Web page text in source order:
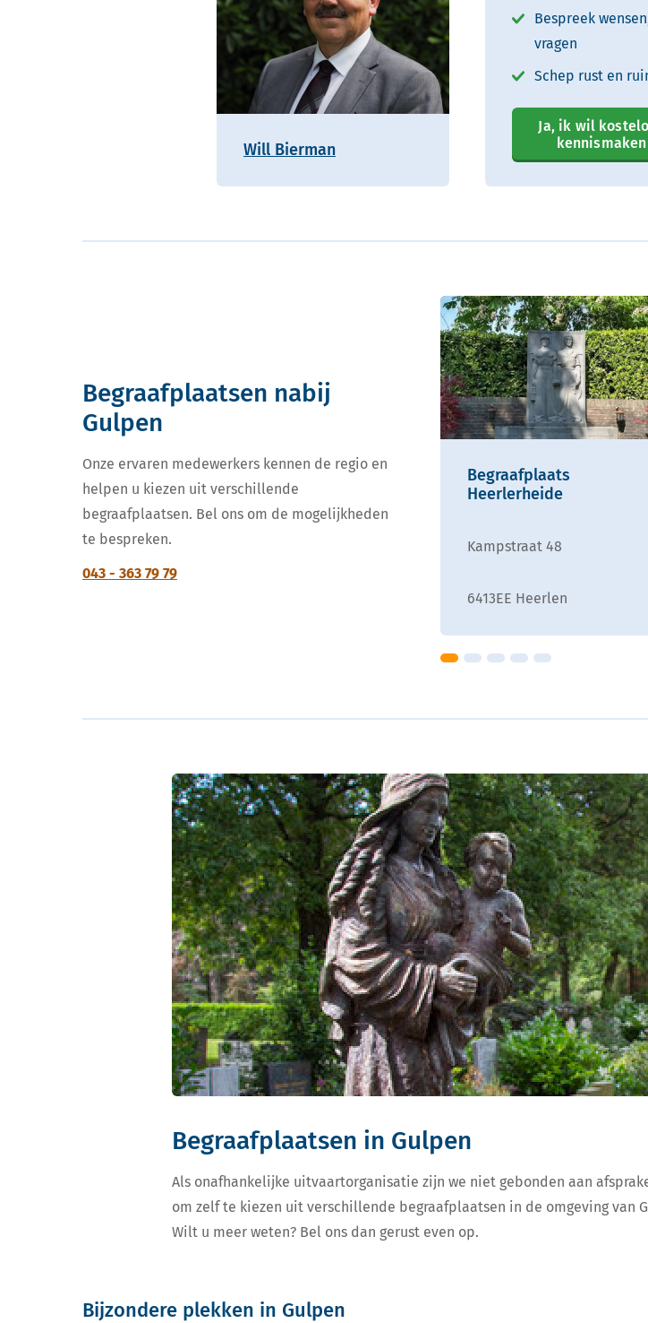
Will Bierman
Bespreek
vragen
Schep rust en
Ja, ik wil
kennismaken
Begraafplaatsen nabij
Gulpen
Onze ervaren medewerkers kennen de regio en
helpen u kiezen uit verschillende
begraafplaatsen. Bel ons om de mogelijkheden
te bespreken.
043 - 363 79 79
Begraafplaats
Heerlerheide
Kampstraat 48
6413EE Heerlen
Begraafplaatsen in Gulpen
Als onafhankelijke uitvaartorganisatie zijn we niet gebonden aan
om zelf te kiezen uit verschillende begraafplaatsen in de omgeving van
Wilt u meer weten? Bel ons dan gerust even op.
Bijzondere plekken in Gulpen